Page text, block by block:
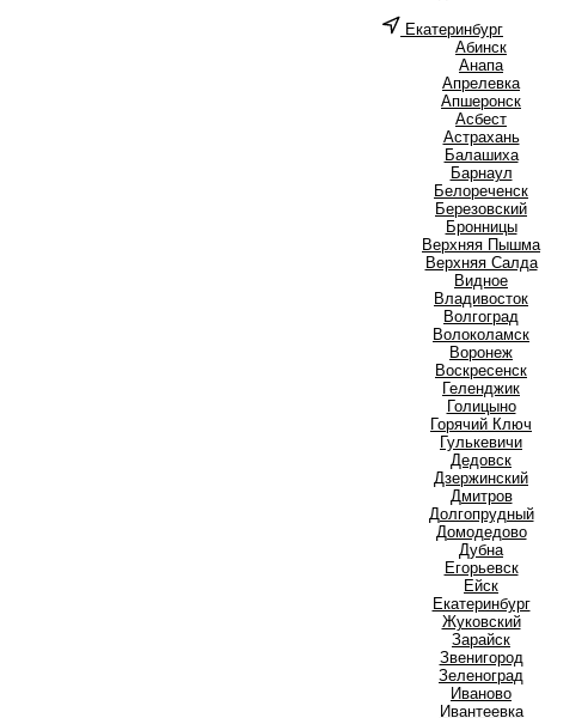
Екатеринбург
Абинск
Анапа
Апрелевка
Апшеронск
Асбест
Астрахань
Балашиха
Барнаул
Белореченск
Березовский
Бронницы
Верхняя Пышма
Верхняя Салда
Видное
Владивосток
Волгоград
Волоколамск
Воронеж
Воскресенск
Геленджик
Голицыно
Горячий Ключ
Гулькевичи
Дедовск
Дзержинский
Дмитров
Долгопрудный
Домодедово
Дубна
Егорьевск
Ейск
Екатеринбург
Жуковский
Зарайск
Звенигород
Зеленоград
Иваново
Ивантеевка